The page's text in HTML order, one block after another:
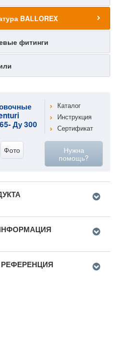
BALLOREX
фитинги
Ду 300
Фото
Каталог
Инструкция
Сертификат
Нужна
помощь?